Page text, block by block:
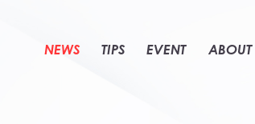
NEWS TIPS EVENT ABOUT